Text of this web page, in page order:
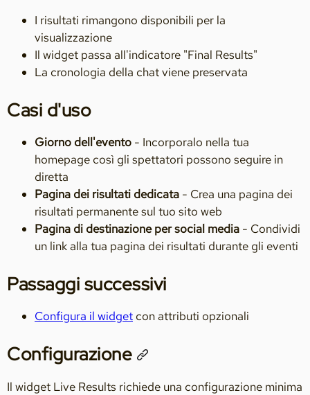
I risultati rimangono disponibili per la
visualizzazione
Il widget passa all'indicatore "Final Results"
La cronologia della chat viene preservata
Casi d'uso
Giorno dell'evento - Incorporalo nella tua
homepage così gli spettatori possono seguire in
diretta
Pagina dei risultati dedicata - Crea una pagina dei
risultati permanente sul tuo sito web
Pagina di destinazione per social media - Condividi
un link alla tua pagina dei risultati durante gli eventi
Passaggi successivi
Configura il widget con attributi opzionali
Configurazione
Il widget Live Results richiede una configurazione minima